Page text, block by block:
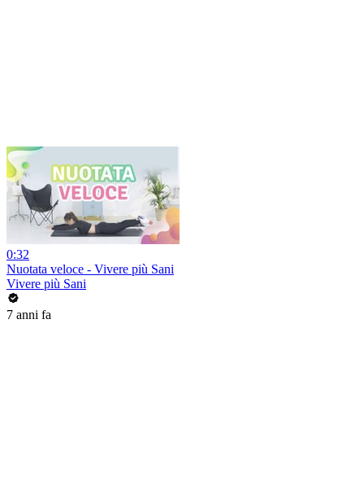
0:32
Nuotata veloce - Vivere più Sani
Vivere più Sani
7 anni fa